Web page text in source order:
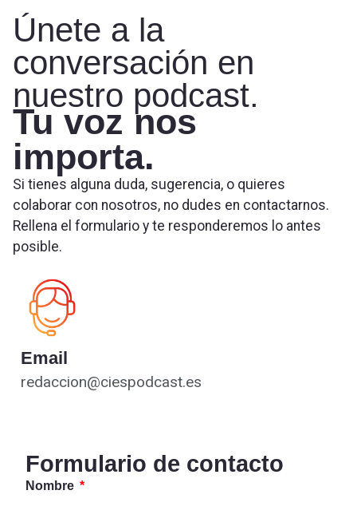
Únete a la
conversación en
nuestro podcast.
Tu voz nos
importa.
Si tienes alguna duda, sugerencia, o quieres
colaborar con nosotros, no dudes en contactarnos.
Rellena el formulario y te responderemos lo antes
posible.
Email
redaccion@ciespodcast.es
Formulario de contacto
Nombre